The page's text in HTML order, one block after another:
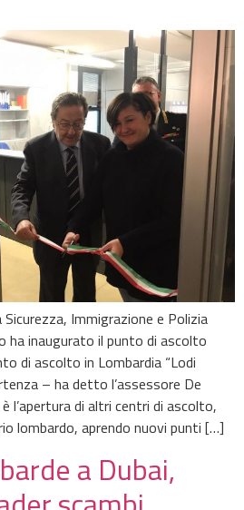
Sicurezza, Immigrazione e Polizia
ha inaugurato il punto di ascolto
di ascolto in Lombardia “Lodi
– ha detto l’assessore De
l’apertura di altri centri di ascolto,
lombardo, aprendo nuovi punti […]
a Dubai,